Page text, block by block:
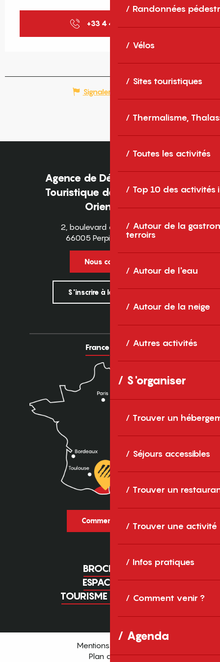
Randonnées
Vélos
Sites touristiques
Thermalisme,
Toutes les activités
Top 10 des activités
Autour de la
terroirs
Autour de l'eau
Autour de la neige
Autres activités
S'organiser
Trouver un
Séjours accessibles
Trouver un
Trouver une activité
Infos pratiques
Comment venir ?
Agenda
+33 4 48 98 00
Signaler une erreur
Agence de Développement
Touristique des Pyrénées-
Orientales
2, boulevard des Pyrénées
66005 Perpignan Cedex
Nous contacter
S'inscrire à la newsletter
France Europe
Comment venir ?
BROCHURES
ESPACE PRO
TOURISME D'AFFAIRES
Mentions légales
Plan du site